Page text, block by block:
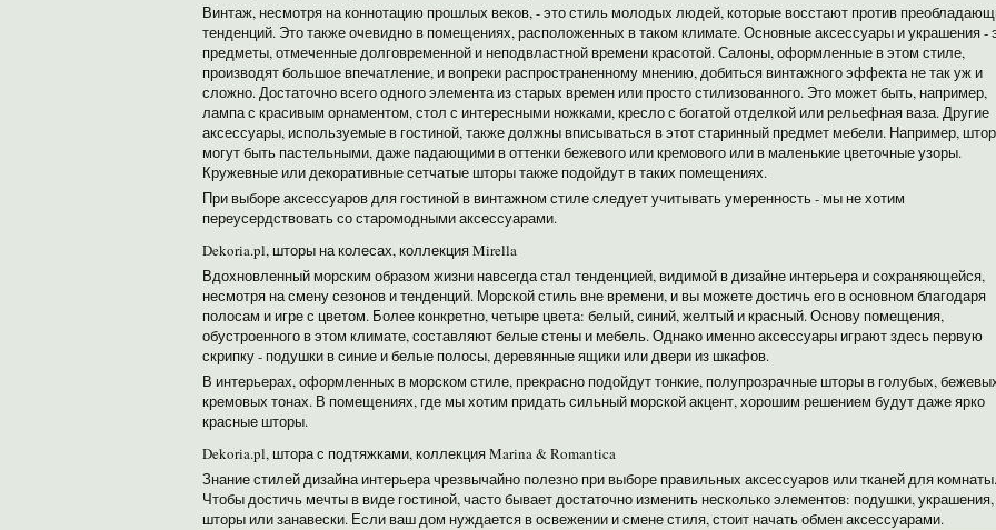
Винтаж, несмотря на коннотацию прошлых веков, - это стиль молодых людей, которые восстают против
тенденций. Это также очевидно в помещениях, расположенных в таком климате. Основные аксессуары и украшения -
предметы, отмеченные долговременной и неподвластной времени красотой. Салоны, оформленные в этом стиле,
производят большое впечатление, и вопреки распространенному мнению, добиться винтажного эффекта не так уж и
сложно. Достаточно всего одного элемента из старых времен или просто стилизованного. Это может быть, например,
лампа с красивым орнаментом, стол с интересными ножками, кресло с богатой отделкой или рельефная ваза. Другие
аксессуары, используемые в гостиной, также должны вписываться в этот старинный предмет мебели. Например,
могут быть пастельными, даже падающими в оттенки бежевого или кремового или в маленькие цветочные узоры.
Кружевные или декоративные сетчатые шторы также подойдут в таких помещениях.
При выборе аксессуаров для гостиной в винтажном стиле следует учитывать умеренность - мы не хотим
переусердствовать со старомодными аксессуарами.
Dekoria.pl, шторы на колесах, коллекция Mirella
Вдохновленный морским образом жизни навсегда стал тенденцией, видимой в дизайне интерьера и сохраняющейся,
несмотря на смену сезонов и тенденций. Морской стиль вне времени, и вы можете достичь его в основном благодаря
полосам и игре с цветом. Более конкретно, четыре цвета: белый, синий, желтый и красный. Основу помещения,
обустроенного в этом климате, составляют белые стены и мебель. Однако именно аксессуары играют здесь первую
скрипку - подушки в синие и белые полосы, деревянные ящики или двери из шкафов.
В интерьерах, оформленных в морском стиле, прекрасно подойдут тонкие, полупрозрачные шторы в голубых,
кремовых тонах. В помещениях, где мы хотим придать сильный морской акцент, хорошим решением будут даже ярко
красные шторы.
Dekoria.pl, штора с подтяжками, коллекция Marina & Romantica
Знание стилей дизайна интерьера чрезвычайно полезно при выборе правильных аксессуаров или тканей для комнаты.
Чтобы достичь мечты в виде гостиной, часто бывает достаточно изменить несколько элементов: подушки, украшения,
шторы или занавески. Если ваш дом нуждается в освежении и смене стиля, стоит начать обмен аксессуарами.